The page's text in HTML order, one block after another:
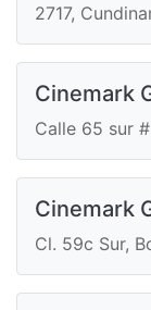
2717,
Cinemark
Calle 65 sur
Cinemark
Cl. 59c Sur,